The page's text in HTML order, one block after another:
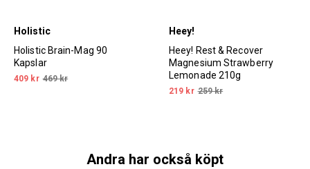
Holistic
Holistic Brain-Mag 90
Kapslar
409 kr 469 kr
Heey!
Heey! Rest & Recover
Magnesium Strawberry
Lemonade 210g
219 kr 259 kr
Andra har också köpt